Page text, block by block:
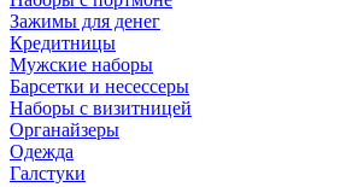
Зажимы для денег
Кредитницы
Мужские наборы
Барсетки и несессеры
Наборы с визитницей
Органайзеры
Одежда
Галстуки